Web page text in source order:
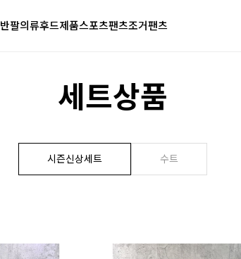
반팔의류후드제품스포츠팬츠조거팬츠
세트상품
시즌신상세트 수트